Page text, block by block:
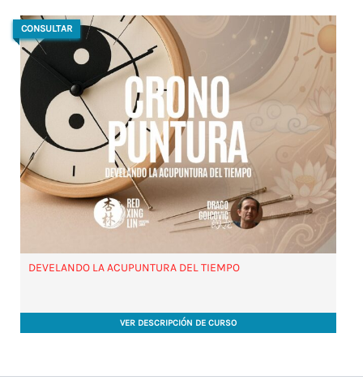
CONSULTAR
DEVELANDO LA ACUPUNTURA DEL TIEMPO
VER DESCRIPCIÓN DE CURSO